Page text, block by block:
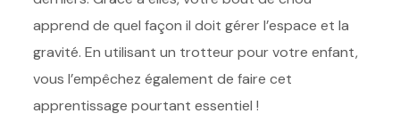
apprend de quel façon il doit gérer l’espace et la
gravité. En utilisant un trotteur pour votre enfant,
vous l’empêchez également de faire cet
apprentissage pourtant essentiel !